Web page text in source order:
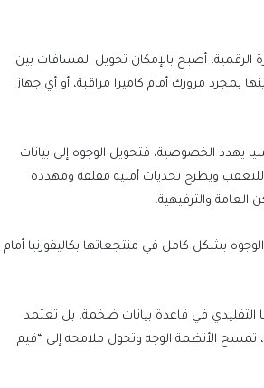
أصبح بالإمكان تحويل المسافات بين
بمجرد مرورك أمام كاميرا مراقبة، أو أي جهاز
يهدد الخصوصية، فتحويل الوجوه إلى بيانات
للتعقب ويطرح تحديات أمنية مقلقة ومهددة
والترفيهية.
بشكل كامل في منتجعاتها بكاليفورنيا أمام
في قاعدة بيانات ضخمة، بل تعتمد
تمسح الأنظمة الوجه وتحول ملامحه إلى “قيم